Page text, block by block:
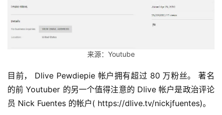
来源：Youtube
目前， Dlive Pewdiepie 帐户拥有超过 80 万粉丝。 著名
的前 Youtuber 的另一个值得注意的 Dlive 帐户是政治评论
员 Nick Fuentes 的帐户( https://dlive.tv/nickjfuentes)。